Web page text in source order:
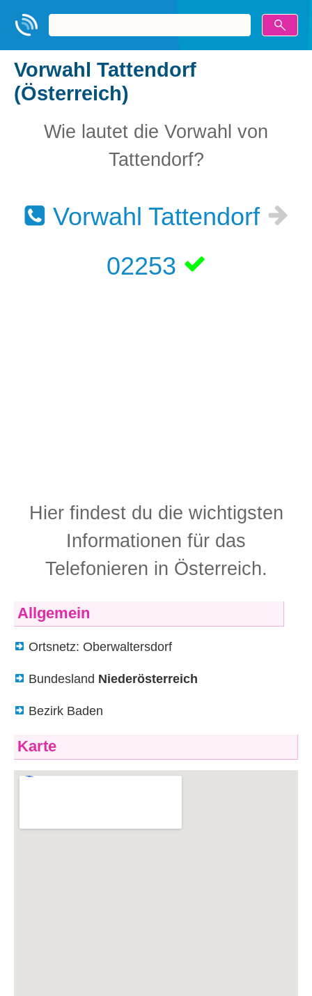
Vorwahl Tattendorf
(Österreich)
Wie lautet die Vorwahl von
Tattendorf?
Vorwahl Tattendorf
02253
Hier findest du die wichtigsten
Informationen für das
Telefonieren in Österreich.
Allgemein
Ortsnetz: Oberwaltersdorf
Bundesland Niederösterreich
Bezirk Baden
Karte